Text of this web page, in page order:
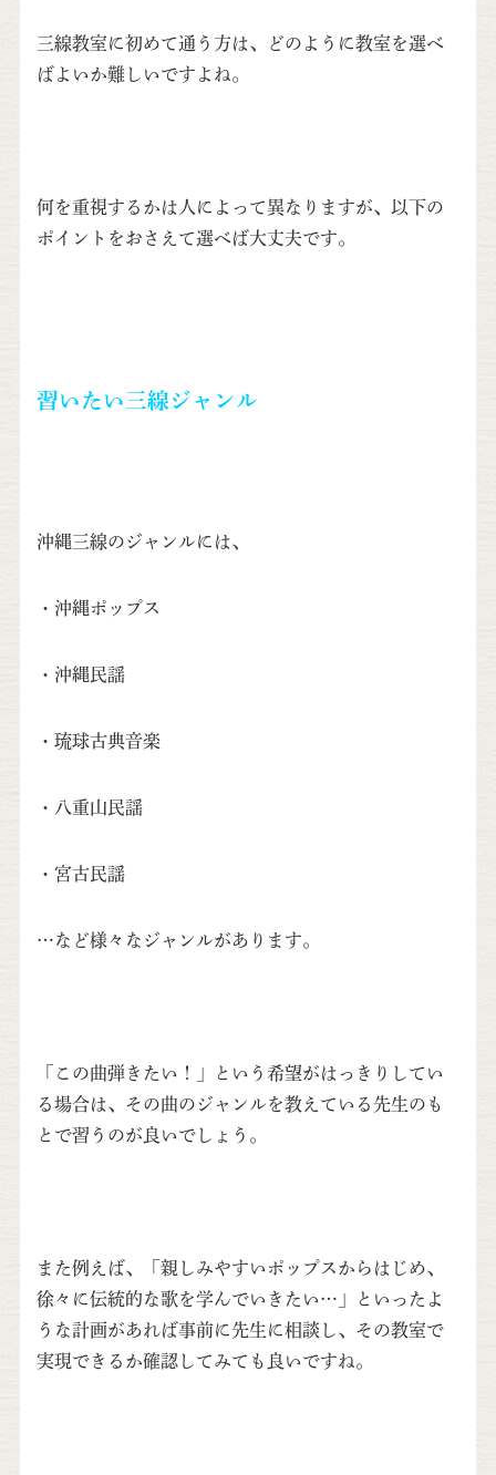
三線教室に初めて通う方は、どのように教室を選べ
ばよいか難しいですよね。
何を重視するかは人によって異なりますが、以下の
ポイントをおさえて選べば大丈夫です。
習いたい三線ジャンル
沖縄三線のジャンルには、
・沖縄ポップス
・沖縄民謡
・琉球古典音楽
・八重山民謡
・宮古民謡
…など様々なジャンルがあります。
「この曲弾きたい！」という希望がはっきりしてい
る場合は、その曲のジャンルを教えている先生のも
とで習うのが良いでしょう。
また例えば、「親しみやすいポップスからはじめ、
徐々に伝統的な歌を学んでいきたい…」といったよ
うな計画があれば事前に先生に相談し、その教室で
実現できるか確認してみても良いですね。